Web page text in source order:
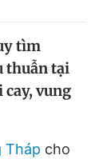
tìm
thuẫn tại
cay, vung
Tháp cho